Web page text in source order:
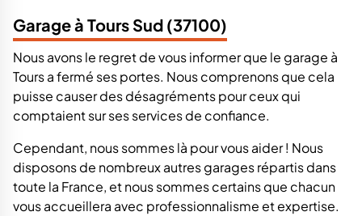
Garage à Tours Sud (37100)
Nous avons le regret de vous informer que le garage à
Tours a fermé ses portes. Nous comprenons que cela
puisse causer des désagréments pour ceux qui
comptaient sur ses services de confiance.
Cependant, nous sommes là pour vous aider ! Nous
disposons de nombreux autres garages répartis dans
toute la France, et nous sommes certains que chacun
vous accueillera avec professionnalisme et expertise.